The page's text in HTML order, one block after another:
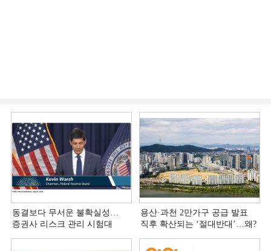
동결보다 무서운 불확실성…
증권사 리스크 관리 시험대
용산·과천 2만가구 공급 발표
직후 확산되는 ‘절대반대’…왜?